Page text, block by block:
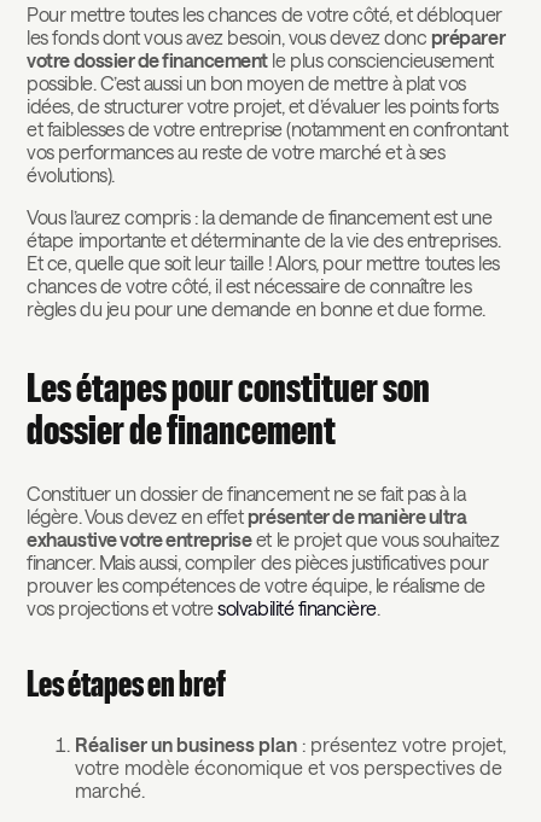
Pour mettre toutes les chances de votre côté, et débloquer
les fonds dont vous avez besoin, vous devez donc préparer
votre dossier de financementle plus consciencieusement
possible. C’est aussi un bon moyen de mettre à plat vos
idées, de structurer votre projet, et d’évaluer les points forts
et faiblesses de votre entreprise (notamment en confrontant
vos performances au reste de votre marché et à ses
évolutions).
Vous l’aurez compris : la demande de financement est une
étape importante et déterminante de la vie des entreprises.
Et ce, quelle que soit leur taille ! Alors, pour mettre toutes les
chances de votre côté, il est nécessaire de connaître les
règles du jeu pour une demande en bonne et due forme.
Les étapes pour constituer son
dossier de financement
Constituer un dossier de financement ne se fait pas à la
légère. Vous devez en effet présenter de manière ultra
exhaustive votre entrepriseet le projet que vous souhaitez
financer. Mais aussi, compiler des pièces justificatives pour
prouver les compétences de votre équipe, le réalisme de
vos projections et votresolvabilité financière.
Les étapes en bref
Réaliser un business plan : présentez votre projet,
votre modèle économique et vos perspectives de
marché.